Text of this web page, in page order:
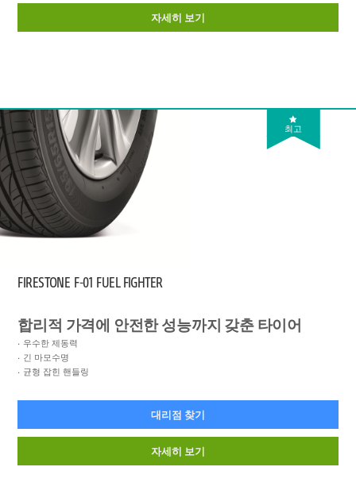
자세히 보기
최고
FIRESTONE F-01 FUEL FIGHTER
합리적 가격에 안전한 성능까지 갖춘 타이어
우수한 제동력
긴 마모수명
균형 잡힌 핸들링
대리점 찾기
자세히 보기